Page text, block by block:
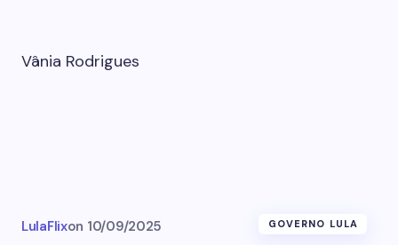
Vânia Rodrigues
LulaFlixon 10/09/2025 GOVERNO LULA